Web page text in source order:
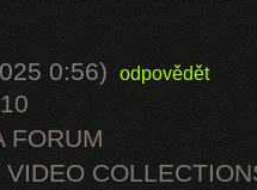
0:56) odpovědět
FORUM